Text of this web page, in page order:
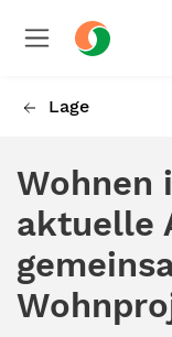
Lage
Wohnen
aktuelle